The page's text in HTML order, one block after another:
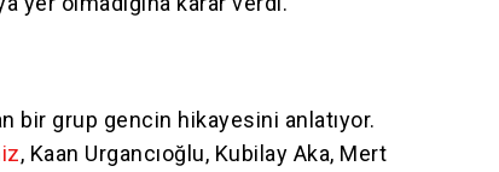
bir grup gencin hikayesini anlatıyor.
, Kaan Urgancıoğlu, Kubilay Aka, Mert